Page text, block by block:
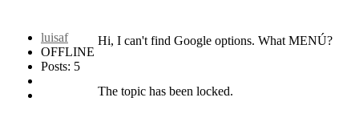
luisaf
OFFLINE
Posts: 5
Hi, I can't find Google options. What MENÚ?
The topic has been locked.